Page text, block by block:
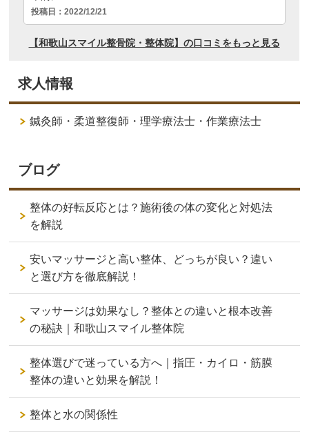
求人情報
鍼灸師・柔道整復師・理学療法士・作業療法士
ブログ
整体の好転反応とは？施術後の体の変化と対処法
を解説
安いマッサージと高い整体、どっちが良い？違い
と選び方を徹底解説！
マッサージは効果なし？整体との違いと根本改善
の秘訣｜和歌山スマイル整体院
整体選びで迷っている方へ｜指圧・カイロ・筋膜
整体の違いと効果を解説！
整体と水の関係性